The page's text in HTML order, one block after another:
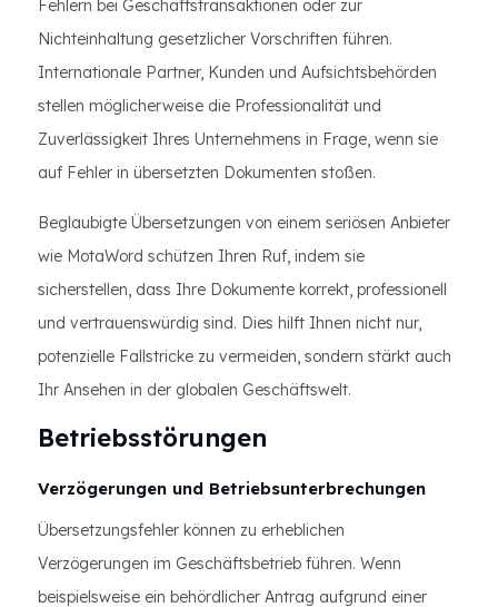
Fehlern bei Geschäftstransaktionen oder zur
Nichteinhaltung gesetzlicher Vorschriften führen.
Internationale Partner, Kunden und Aufsichtsbehörden
stellen möglicherweise die Professionalität und
Zuverlässigkeit Ihres Unternehmens in Frage, wenn sie
auf Fehler in übersetzten Dokumenten stoßen.
Beglaubigte Übersetzungen von einem seriösen Anbieter
wie MotaWord schützen Ihren Ruf, indem sie
sicherstellen, dass Ihre Dokumente korrekt, professionell
und vertrauenswürdig sind. Dies hilft Ihnen nicht nur,
potenzielle Fallstricke zu vermeiden, sondern stärkt auch
Ihr Ansehen in der globalen Geschäftswelt.
Betriebsstörungen
Verzögerungen und Betriebsunterbrechungen
Übersetzungsfehler können zu erheblichen
Verzögerungen im Geschäftsbetrieb führen. Wenn
beispielsweise ein behördlicher Antrag aufgrund einer